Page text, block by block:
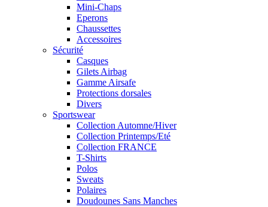
Mini-Chaps
Eperons
Chaussettes
Accessoires
Sécurité
Casques
Gilets Airbag
Gamme Airsafe
Protections dorsales
Divers
Sportswear
Collection Automne/Hiver
Collection Printemps/Eté
Collection FRANCE
T-Shirts
Polos
Sweats
Polaires
Doudounes Sans Manches